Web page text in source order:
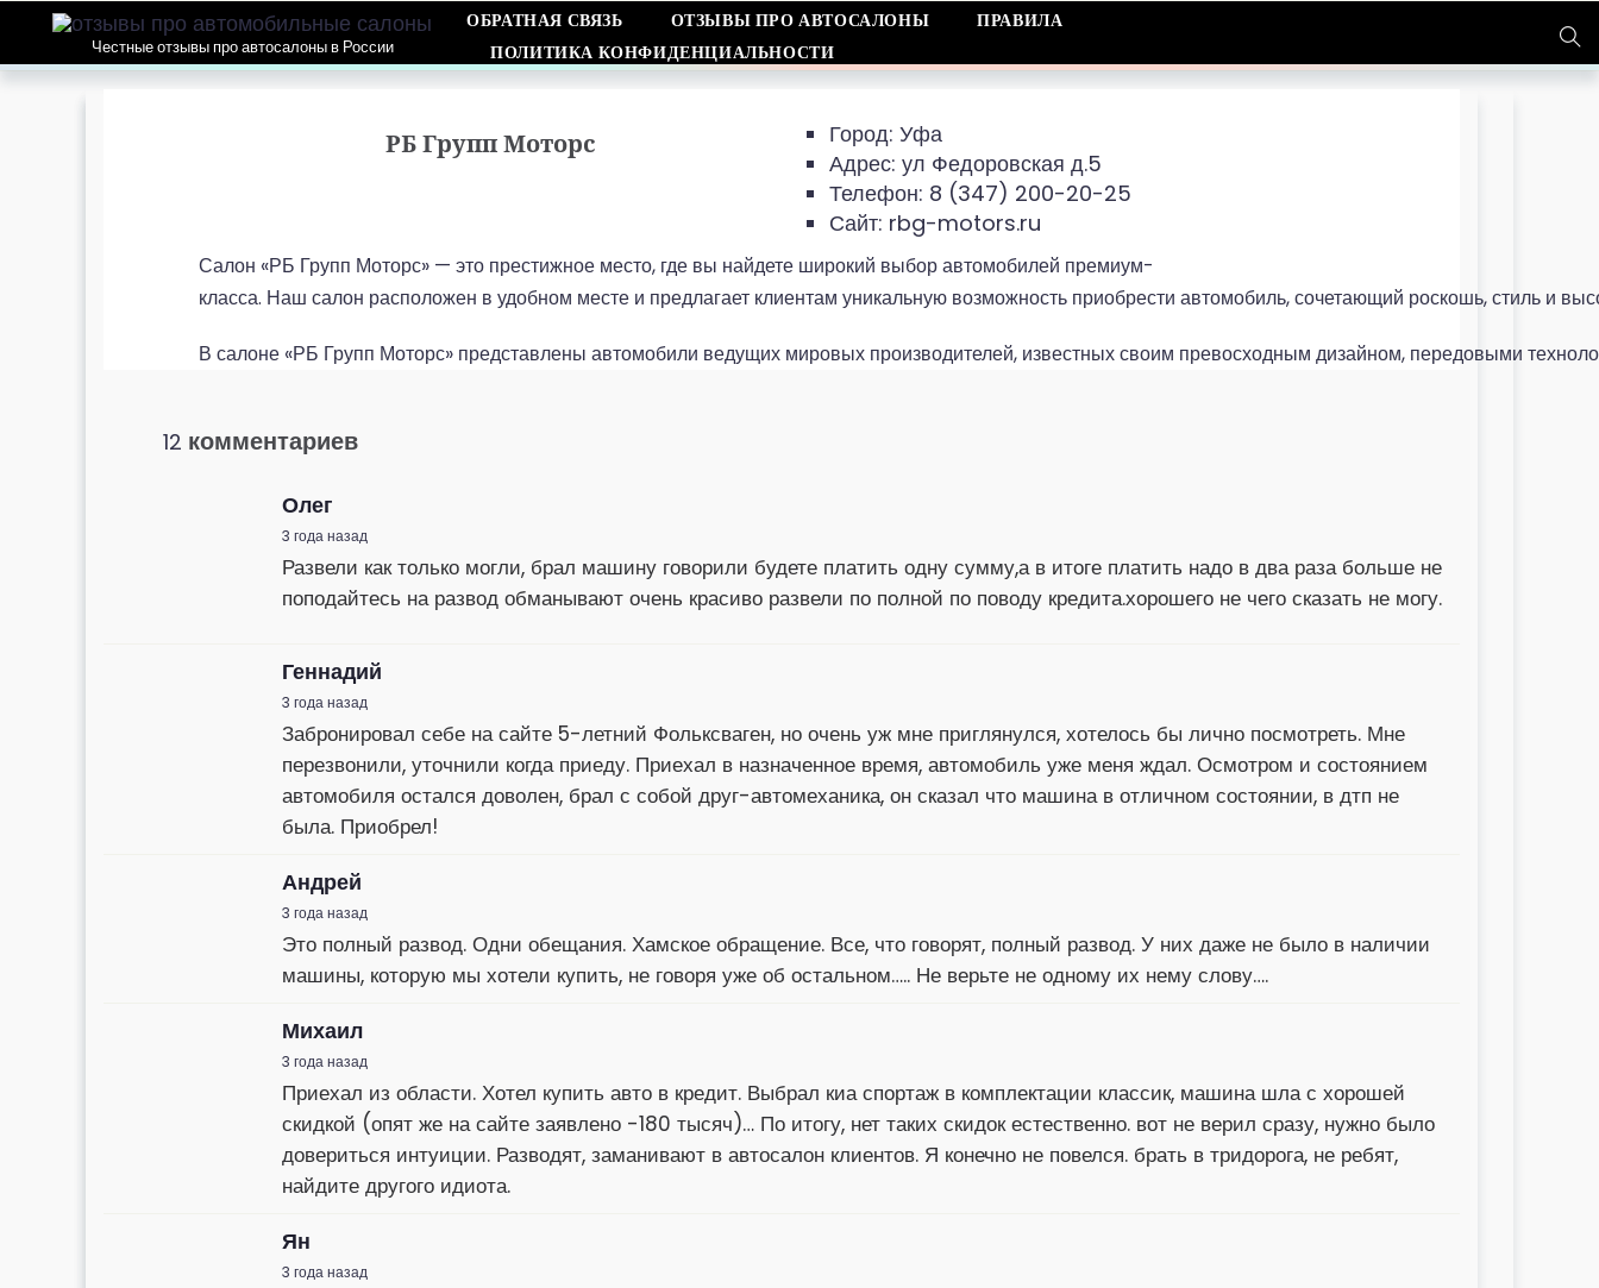
Честные отзывы про автосалоны в России
ОБРАТНАЯ СВЯЗЬ ОТЗЫВЫ ПРО АВТОСАЛОНЫ
ПРАВИЛА
ПОЛИТИКА КОНФИДЕНЦИАЛЬНОСТИ
РБ Групп Моторс
Город: Уфа
Адрес: ул Федоровская д.5
Телефон: 8 (347) 200-20-25
Сайт: rbg-motors.ru
Салон «РБ Групп Моторс» — это престижное место, где вы найдете широкий выбор автомобилей премиум-
класса. Наш салон расположен в удобном месте и предлагает клиентам уникальную возможность приобрести автомобиль, сочетающий роскошь, стиль и
В салоне «РБ Групп Моторс» представлены автомобили ведущих мировых производителей, известных своим превосходным дизайном, передовыми
12 комментариев
Олег
3 года назад
Развели как только могли, брал машину говорили будете платить одну сумму,а в итоге платить надо в два раза больше не
поподайтесь на развод обманывают очень красиво развели по полной по поводу кредита.хорошего не чего сказать не могу.
Геннадий
3 года назад
Забронировал себе на сайте 5-летний Фольксваген, но очень уж мне приглянулся, хотелось бы лично посмотреть. Мне
перезвонили, уточнили когда приеду. Приехал в назначенное время, автомобиль уже меня ждал. Осмотром и состоянием
автомобиля остался доволен, брал с собой друг-автомеханика, он сказал что машина в отличном состоянии, в дтп не
была. Приобрел!
Андрей
3 года назад
Это полный развод. Одни обещания. Хамское обращение. Все, что говорят, полный развод. У них даже не было в наличии
машины, которую мы хотели купить, не говоря уже об остальном….. Не верьте не одному их нему слову….
Михаил
3 года назад
Приехал из области. Хотел купить авто в кредит. Выбрал киа спортаж в комплектации классик, машина шла с хорошей
скидкой (опят же на сайте заявлено -180 тысяч)… По итогу, нет таких скидок естественно. вот не верил сразу, нужно было
довериться интуиции. Разводят, заманивают в автосалон клиентов. Я конечно не повелся. брать в тридорога, не ребят,
найдите другого идиота.
Ян
3 года назад